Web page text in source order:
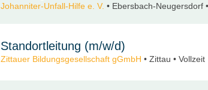
Johanniter-Unfall-Hilfe e. V. • Ebersbach-Neugersdorf
Standortleitung (m/w/d)
Zittauer Bildungsgesellschaft gGmbH • Zittau • Vollzeit